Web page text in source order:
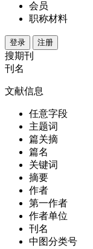
会员
职称材料
登录 注册
搜期刊
刊名
文献信息
任意字段
主题词
篇关摘
篇名
关键词
摘要
作者
第一作者
作者单位
刊名
中图分类号